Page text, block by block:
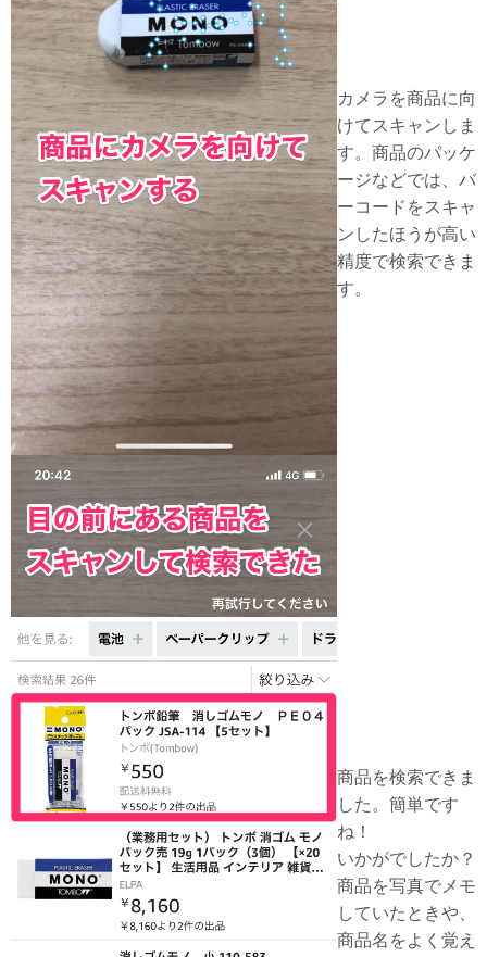
カメラを商品に向
けてスキャンしま
す。商品のパッケ
ージなどでは、バ
ーコードをスキャ
ンしたほうが高い
精度で検索できま
す。
商品を検索できま
した。簡単です
ね！
いかがでしたか？
商品を写真でメモ
していたときや、
商品名をよく覚え